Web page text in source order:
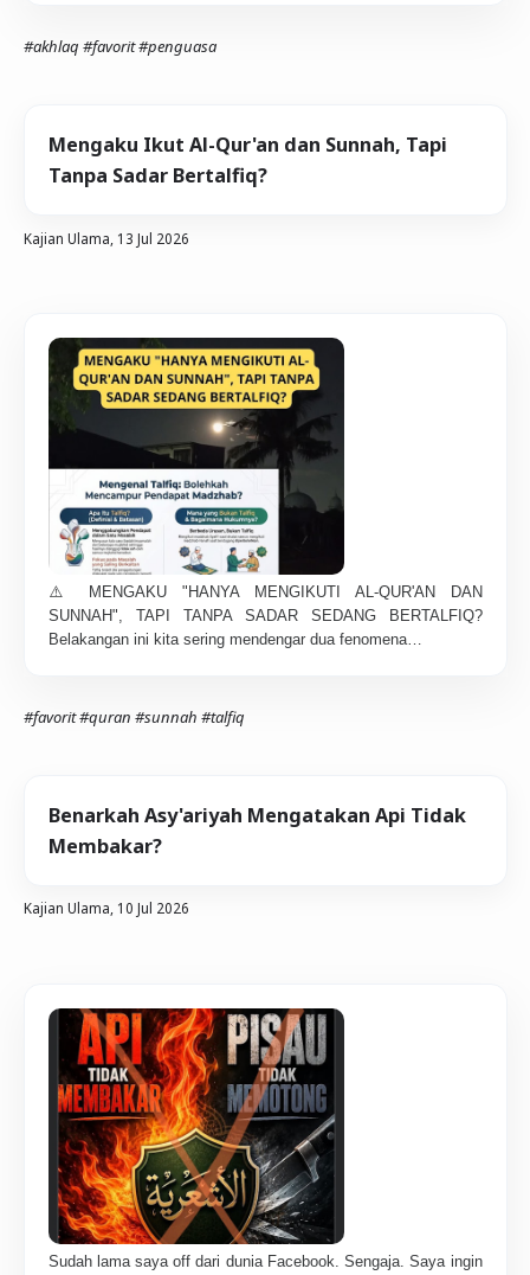
#akhlaq #favorit#penguasa
Mengaku Ikut Al-Qur'an dan Sunnah, Tapi
Tanpa Sadar Bertalfiq?
Kajian Ulama, 13 Jul 2026
⚠️ MENGAKU "HANYA MENGIKUTI AL-QUR'AN DAN
SUNNAH", TAPI TANPA SADAR SEDANG BERTALFIQ?
Belakangan ini kita sering mendengar dua fenomena…
#favorit#quran #sunnah #talfiq
Benarkah Asy'ariyah Mengatakan Api Tidak
Membakar?
Kajian Ulama, 10 Jul 2026
Sudah lama saya off dari dunia Facebook. Sengaja. Saya ingin